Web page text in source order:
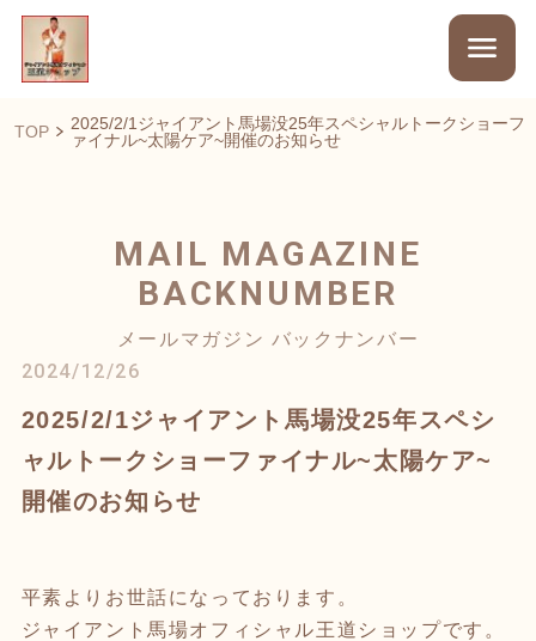
TOP
2025/2/1ジャイアント馬場没25年スペシャルトークショーフ
ァイナル~太陽ケア~開催のお知らせ
MAIL MAGAZINE
BACKNUMBER
メールマガジン バックナンバー
2024/12/26
2025/2/1ジャイアント馬場没25年スペシ
ャルトークショーファイナル~太陽ケア~
開催のお知らせ
平素よりお世話になっております。
ジャイアント馬場オフィシャル王道ショップです。